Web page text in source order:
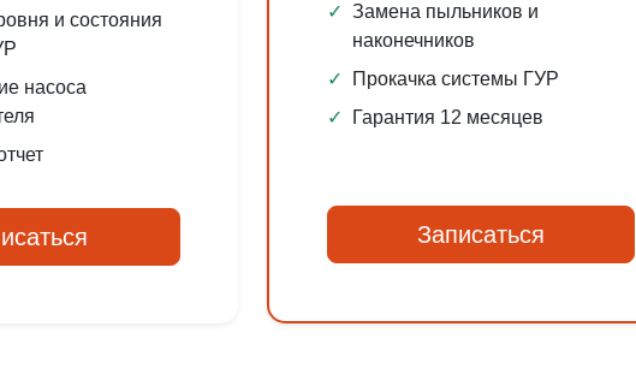
и состояния
насоса
✓ Замена пыльников и
наконечников
✓
Прокачка системы ГУР
✓
Гарантия 12 месяцев
Записаться